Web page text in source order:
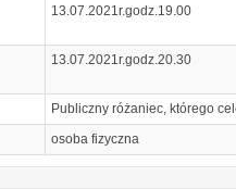
13.07.2021r.godz.19.00
13.07.2021r.godz.20.30
Publiczny różaniec, którego
osoba fizyczna